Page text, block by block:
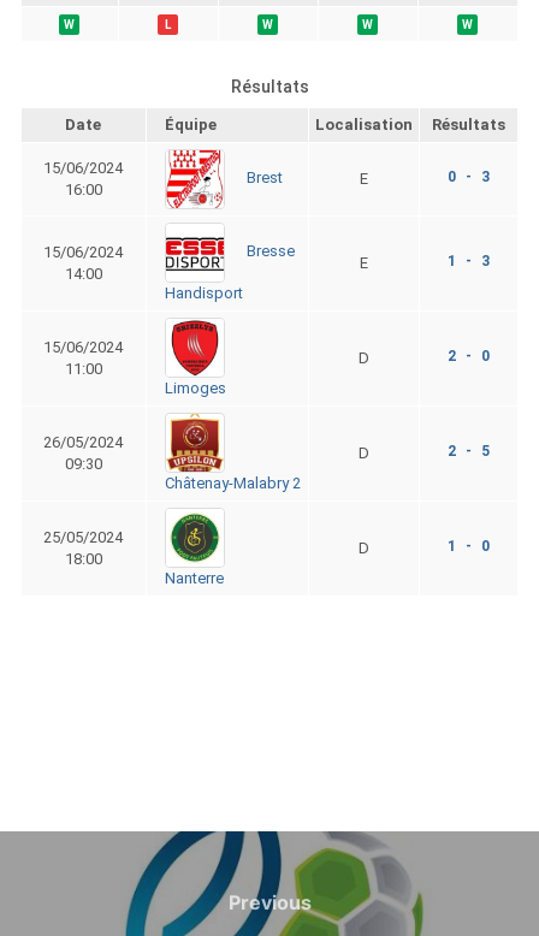
W L W W W
Résultats
Date Équipe Localisation Résultats
15/06/2024
16:00
Brest E 0 - 3
15/06/2024
14:00
Bresse
Handisport
E 1 - 3
15/06/2024
11:00
Limoges
D 2 - 0
26/05/2024
09:30
Châtenay-Malabry 2
D 2 - 5
25/05/2024
18:00
Nanterre
D 1 - 0
Navigation
Previous
Previous